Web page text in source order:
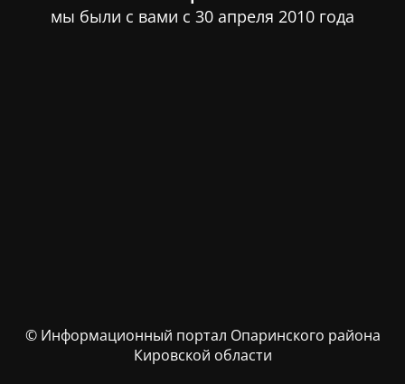
мы были с вами с 30 апреля 2010 года
© Информационный портал Опаринского района
Кировской области